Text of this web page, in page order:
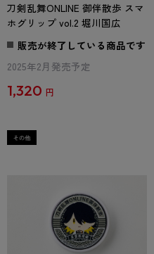
刀剣乱舞ONLINE 御伴散歩 スマ
ホグリップ vol.2 堀川国広
販売が終了している商品です
2025年2月発売予定
1,320 円